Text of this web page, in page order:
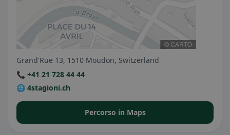
Grand'Rue 13, 1510 Moudon, Switzerland
📞 +41 21 728 44 44
🌐 4stagioni.ch
Percorso in Maps